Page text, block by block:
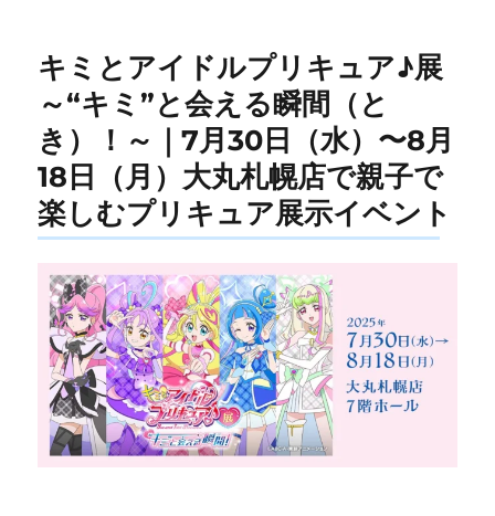
キミとアイドルプリキュア♪展
～“キミ”と会える瞬間（と
き）！～｜7月30日（水）〜8月
18日（月）大丸札幌店で親子で
楽しむプリキュア展示イベント